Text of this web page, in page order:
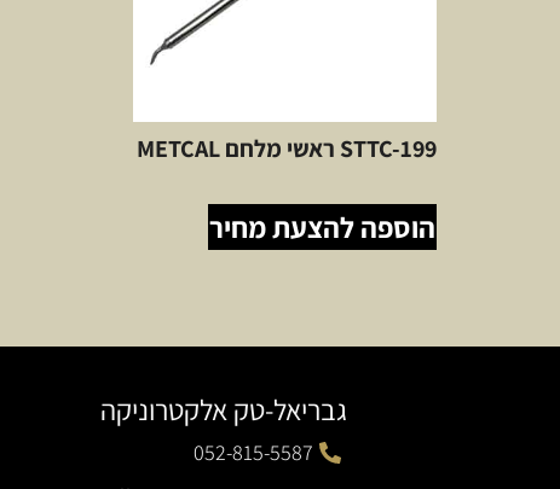
STTC-199 ראשי מלחם METCAL
הוספה להצעת מחיר
גבריאל-טק אלקטרוניקה
052-815-5587